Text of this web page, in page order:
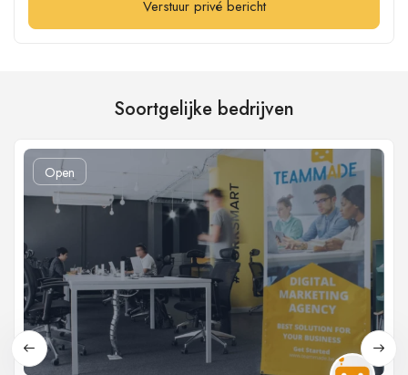
Verstuur privé bericht
Soortgelijke bedrijven
Open